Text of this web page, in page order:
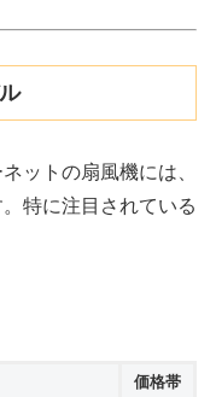
ットの扇風機には、
特に注目されている
価格帯